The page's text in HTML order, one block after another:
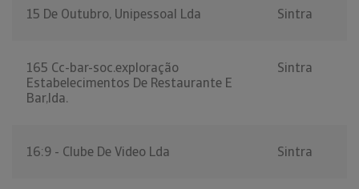
15 De Outubro, Unipessoal Lda Sintra
165 Cc-bar-soc.exploração
Estabelecimentos De Restaurante E
Bar,lda.
Sintra
16:9 - Clube De Video Lda Sintra